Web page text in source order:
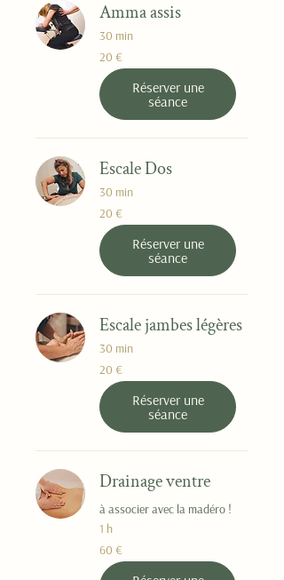
Amma assis
30 min
20
euros
20 €
Réserver une
séance
Escale Dos
30 min
20
euros
20 €
Réserver une
séance
Escale jambes légères
30 min
20
euros
20 €
Réserver une
séance
Drainage ventre
à associer avec la madéro !
1 h
60
euros
60 €